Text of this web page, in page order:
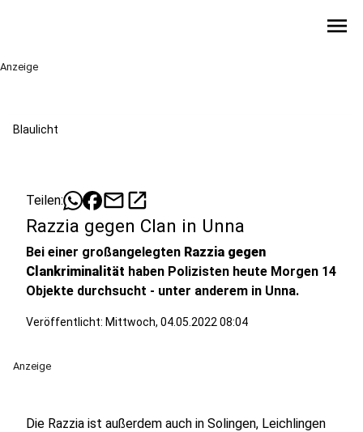
menu
Anzeige
Blaulicht
Teilen: mailopen_in_new
Razzia gegen Clan in Unna
Bei einer großangelegten Razzia gegen
Clankriminalität haben Polizisten heute Morgen 14
Objekte durchsucht - unter anderem in Unna.
Veröffentlicht: Mittwoch, 04.05.2022 08:04
Anzeige
Die Razzia ist außerdem auch in Solingen, Leichlingen